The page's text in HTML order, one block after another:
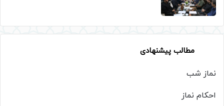
مطالب پیشنهادی
نماز شب
احکام نماز